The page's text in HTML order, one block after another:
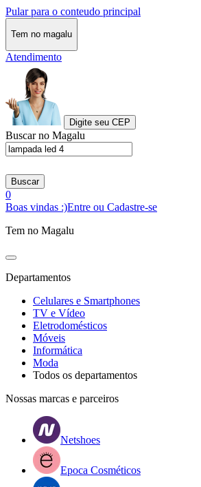
Pular para o conteudo principal
Tem no magalu
Atendimento
Digite seu CEP
Buscar no Magalu
Buscar
0
Boas vindas :)Entre ou Cadastre-se
Tem no Magalu
Departamentos
Celulares e Smartphones
TV e Vídeo
Eletrodomésticos
Móveis
Informática
Moda
Todos os departamentos
Nossas marcas e parceiros
Netshoes
Epoca Cosméticos